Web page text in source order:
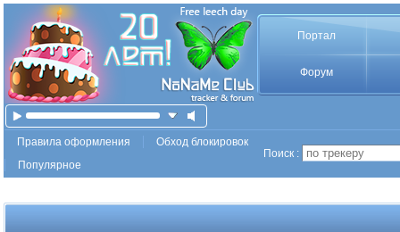
Портал
Форум
Правила оформления
Обход блокировок
Популярное
Поиск :